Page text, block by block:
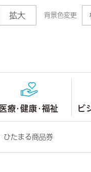
拡大 背景色変更
医療・健康・福祉 ビ
ひたまる商品券